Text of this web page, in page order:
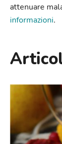
attenuare
informazioni.